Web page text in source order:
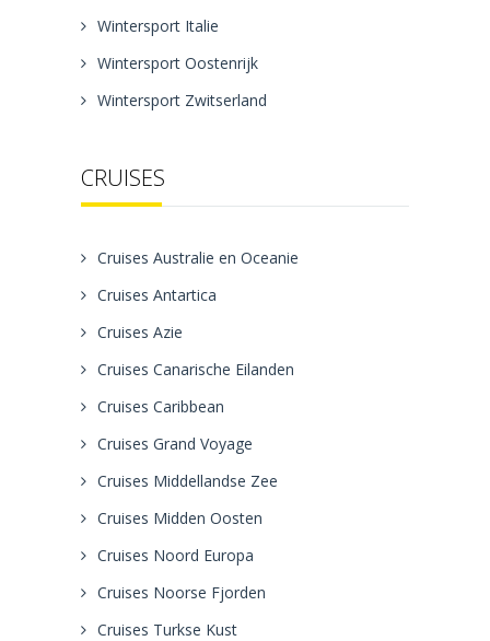
Wintersport Italie
Wintersport Oostenrijk
Wintersport Zwitserland
CRUISES
Cruises Australie en Oceanie
Cruises Antartica
Cruises Azie
Cruises Canarische Eilanden
Cruises Caribbean
Cruises Grand Voyage
Cruises Middellandse Zee
Cruises Midden Oosten
Cruises Noord Europa
Cruises Noorse Fjorden
Cruises Turkse Kust